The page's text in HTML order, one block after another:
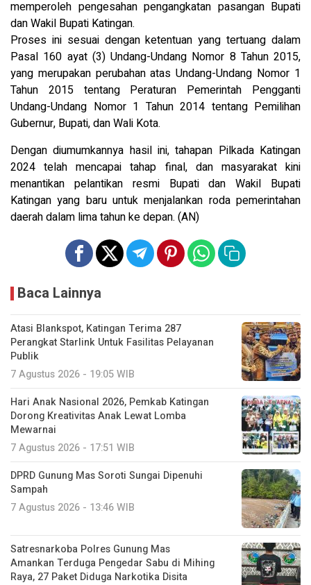
memperoleh pengesahan pengangkatan pasangan Bupati
dan Wakil Bupati Katingan.
Proses ini sesuai dengan ketentuan yang tertuang dalam
Pasal 160 ayat (3) Undang-Undang Nomor 8 Tahun 2015,
yang merupakan perubahan atas Undang-Undang Nomor 1
Tahun 2015 tentang Peraturan Pemerintah Pengganti
Undang-Undang Nomor 1 Tahun 2014 tentang Pemilihan
Gubernur, Bupati, dan Wali Kota.
Dengan diumumkannya hasil ini, tahapan Pilkada Katingan
2024 telah mencapai tahap final, dan masyarakat kini
menantikan pelantikan resmi Bupati dan Wakil Bupati
Katingan yang baru untuk menjalankan roda pemerintahan
daerah dalam lima tahun ke depan. (AN)
Baca Lainnya
Atasi Blankspot, Katingan Terima 287
Perangkat Starlink Untuk Fasilitas Pelayanan
Publik
7 Agustus 2026 - 19:05 WIB
Hari Anak Nasional 2026, Pemkab Katingan
Dorong Kreativitas Anak Lewat Lomba
Mewarnai
7 Agustus 2026 - 17:51 WIB
DPRD Gunung Mas Soroti Sungai Dipenuhi
Sampah
7 Agustus 2026 - 13:46 WIB
Satresnarkoba Polres Gunung Mas
Amankan Terduga Pengedar Sabu di Mihing
Raya, 27 Paket Diduga Narkotika Disita